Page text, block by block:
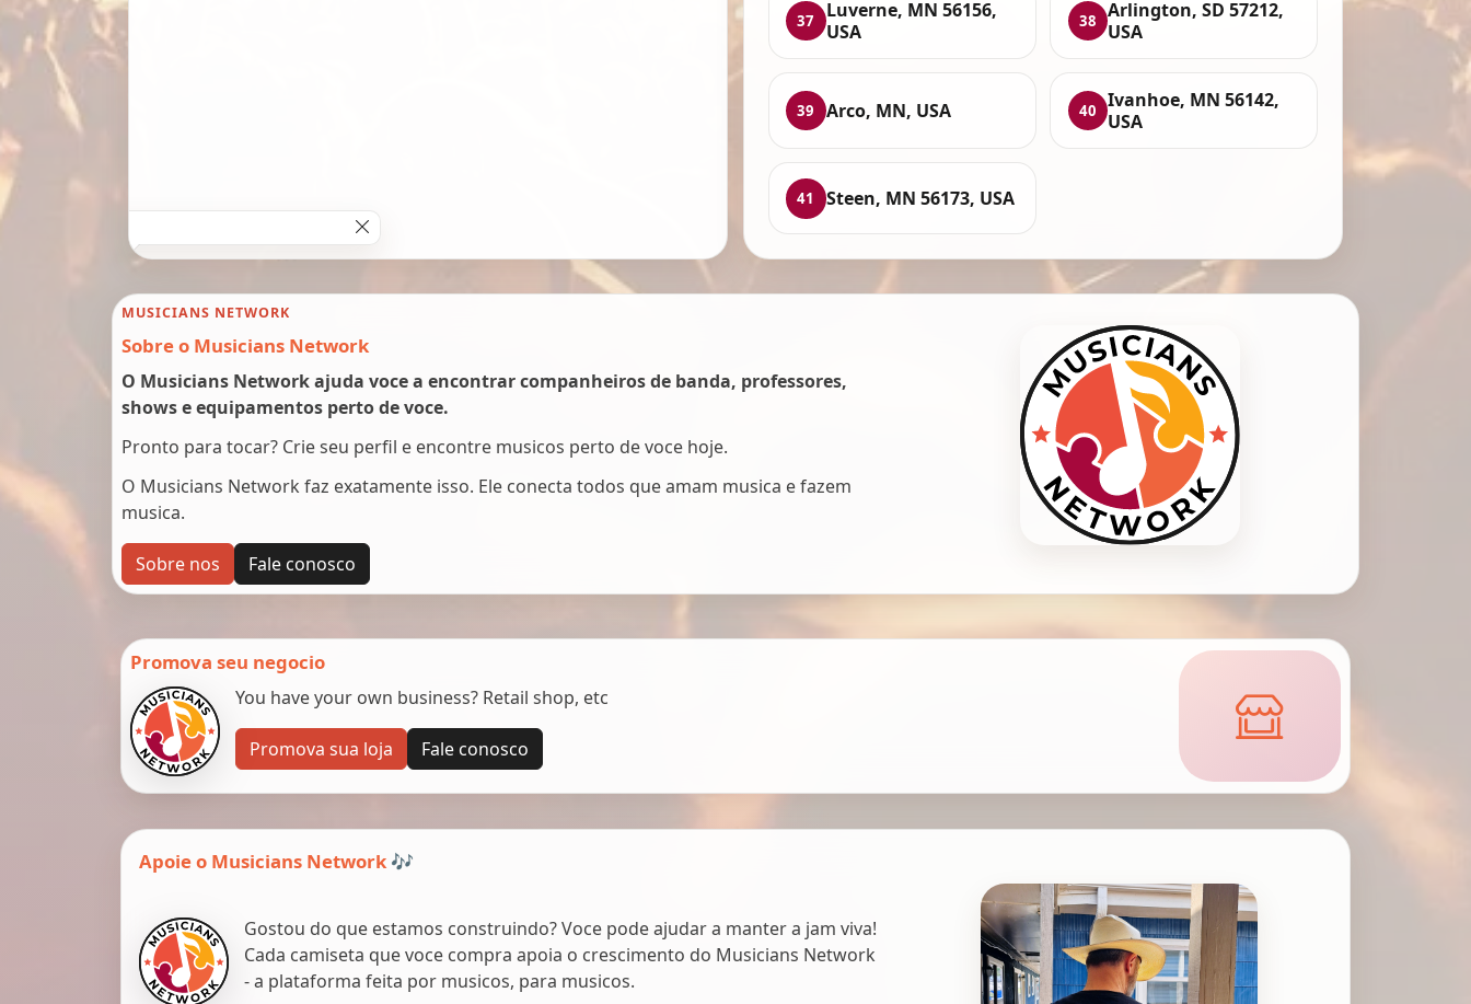
37
Luverne, MN 56156,
USA
38
Arlington, SD 57212,
USA
39 Arco, MN, USA 40
Ivanhoe, MN 56142,
USA
41 Steen, MN 56173, USA
MUSICIANS NETWORK
Sobre o Musicians Network
O Musicians Network ajuda voce a encontrar companheiros de banda, professores,
shows e equipamentos perto de voce.
Pronto para tocar? Crie seu perfil e encontre musicos perto de voce hoje.
O Musicians Network faz exatamente isso. Ele conecta todos que amam musica e fazem
musica.
Sobre nos Fale conosco
Promova seu negocio
You have your own business? Retail shop, etc
Promova sua loja Fale conosco
Apoie o Musicians Network 🎶
Gostou do que estamos construindo? Voce pode ajudar a manter a jam viva!
Cada camiseta que voce compra apoia o crescimento do Musicians Network
- a plataforma feita por musicos, para musicos.